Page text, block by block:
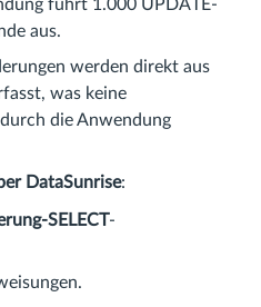
führt 1.000 UPDATE-
aus.
werden direkt aus
was keine
die Anwendung
DataSunrise:
SELECT-